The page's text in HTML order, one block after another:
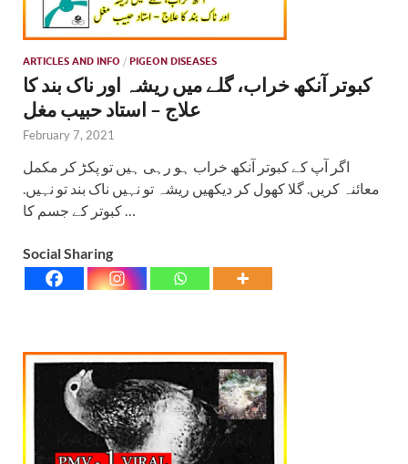
ARTICLES AND INFO / PIGEON DISEASES
کبوتر آنکھ خراب، گلے میں ریشہ اور ناک بند کا
علاج – استاد حبیب مغل
February 7, 2021
اگر آپ کے کبوتر آنکھ خراب ہو رہی ہیں تو پکڑ کر مکمل
معائنہ کریں. گلا کھول کر دیکھیں ریشہ تو نہیں ناک بند تو نہیں.
کبوتر کے جسم کا …
Social Sharing